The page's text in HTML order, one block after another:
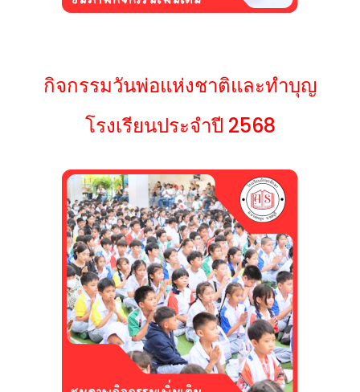
กิจกรรมวันพ่อแห่งชาติและทำบุญ
โรงเรียนประจำปี 2568